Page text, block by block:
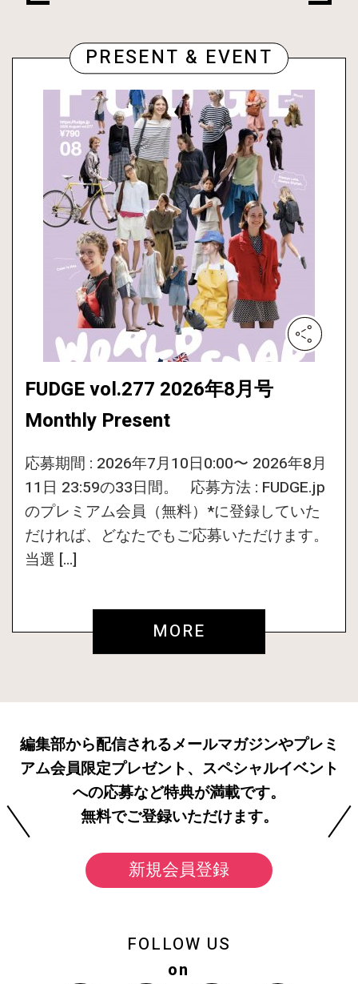
PRESENT & EVENT
FUDGE vol.277 2026年8月号
Monthly Present
応募期間 : 2026年7月10日0:00〜 2026年8月
11日 23:59の33日間。 応募方法 : FUDGE.jp
のプレミアム会員（無料）*に登録していた
だければ、どなたでもご応募いただけます。
当選 […]
MORE
編集部から配信されるメールマガジンやプレミ
アム会員限定プレゼント、スペシャルイベント
への応募など特典が満載です。
無料でご登録いただけます。
新規会員登録
FOLLOW US
on